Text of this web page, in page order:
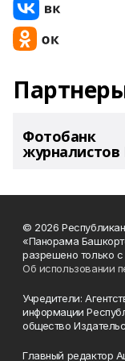
Фотобанк
журналистов
© 2026
«Панорама
разрешено только
Об использовании
Учредители:
информации
общество
Главный редактор